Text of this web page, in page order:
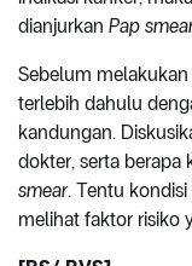
dianjurkan Pap
Sebelum melakukan
terlebih dahulu
kandungan.
dokter, serta berapa
smear. Tentu
melihat faktor risiko